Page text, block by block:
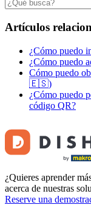
Artículos
¿Cómo puedo
¿Cómo puedo
Cómo puedo
🇪🇸)
¿Cómo puedo
código QR?
¿Quieres aprender
acerca de nuestras
Reserve una